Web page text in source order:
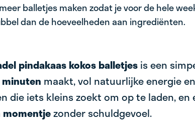
balletjes maken zodat je voor de hele
dan de hoeveelheden aan ingrediënten.
pindakaas kokos balletjesis een
minuten maakt, vol natuurlijke energie
die iets kleins zoekt om op te laden, en
momentjezonder schuldgevoel.